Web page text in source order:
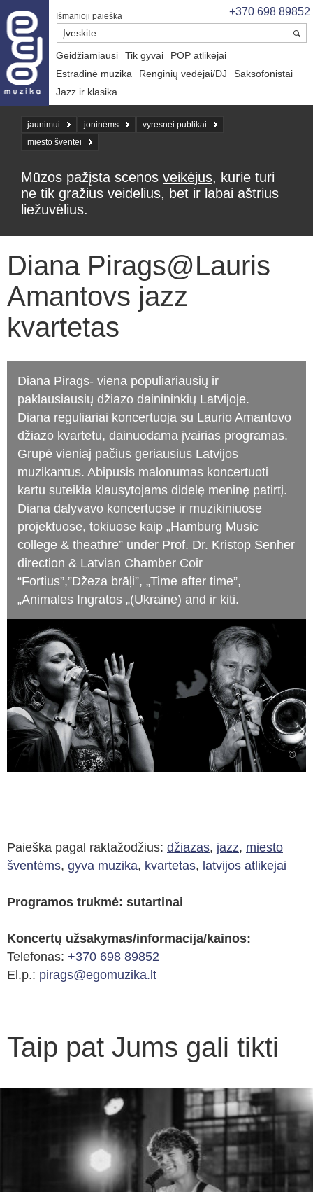
+370 698 89852
Išmanioji paieška
Geidžiamiausi Tik gyvai
POP atlikėjai
Estradinė muzika
Renginių vedėjai/DJ
Saksofonistai
Jazz ir klasika
jaunimui joninėms
vyresnei publikai
miesto šventei
Mūzos pažįsta scenos veikėjus, kurie turi
ne tik gražius veidelius, bet ir labai aštrius
liežuvėlius.
Diana Pirags@Lauris
Amantovs jazz
kvartetas
Diana Pirags- viena populiariausių ir
paklausiausių džiazo dainininkių Latvijoje.
Diana reguliariai koncertuoja su Laurio Amantovo
džiazo kvartetu, dainuodama įvairias programas.
Grupė vieniaj pačius geriausius Latvijos
muzikantus. Abipusis malonumas koncertuoti
kartu suteikia klausytojams didelę meninę patirtį.
Diana dalyvavo koncertuose ir muzikiniuose
projektuose, tokiuose kaip „Hamburg Music
college & theathre” under Prof. Dr. Kristop Senher
direction & Latvian Chamber Coir
“Fortius”,”Džeza brāļi”, „Time after time”,
„Animales Ingratos „(Ukraine) and ir kiti.
©
Paieška pagal raktažodžius: džiazas, jazz, miesto
šventėms, gyva muzika, kvartetas, latvijos atlikejai
Programos trukmė: sutartinai
Koncertų užsakymas/informacija/kainos:
Telefonas: +370 698 89852
El.p.: pirags@egomuzika.lt
Taip pat Jums gali tikti